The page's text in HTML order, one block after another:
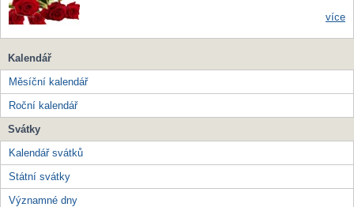
více
Kalendář
Měsíční kalendář
Roční kalendář
Svátky
Kalendář svátků
Státní svátky
Významné dny